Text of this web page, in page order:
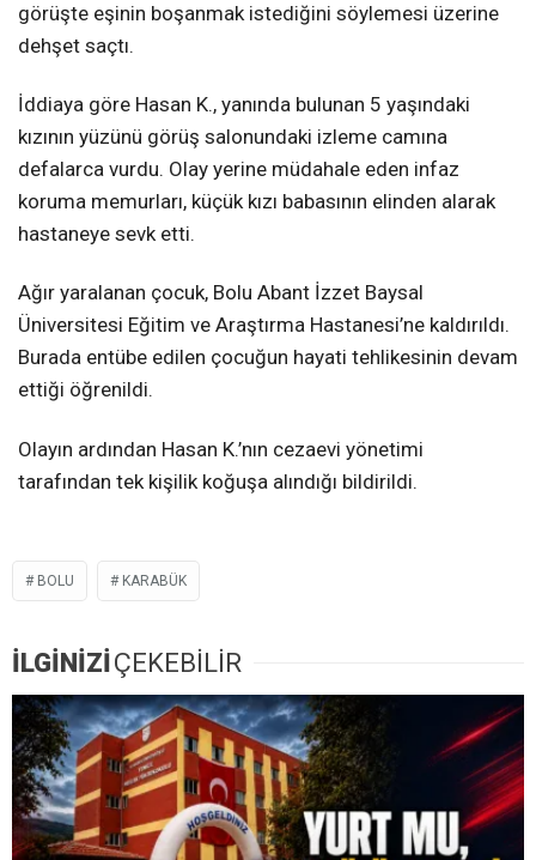
görüşte eşinin boşanmak istediğini söylemesi üzerine
dehşet saçtı.
İddiaya göre Hasan K., yanında bulunan 5 yaşındaki
kızının yüzünü görüş salonundaki izleme camına
defalarca vurdu. Olay yerine müdahale eden infaz
koruma memurları, küçük kızı babasının elinden alarak
hastaneye sevk etti.
Ağır yaralanan çocuk, Bolu Abant İzzet Baysal
Üniversitesi Eğitim ve Araştırma Hastanesi’ne kaldırıldı.
Burada entübe edilen çocuğun hayati tehlikesinin devam
ettiği öğrenildi.
Olayın ardından Hasan K.’nın cezaevi yönetimi
tarafından tek kişilik koğuşa alındığı bildirildi.
BOLU KARABÜK
İLGİNİZİÇEKEBİLİR